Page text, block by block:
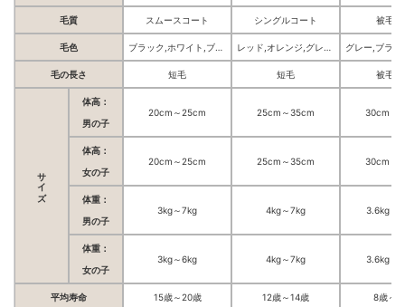
毛質 スムースコート シングルコート 被毛な
毛色
毛の長さ 短毛 短毛 被毛な
サイズ
体高：
男の子
20cm～25cm 25cm～35cm 30cm～
体高：
女の子
20cm～25cm 25cm～35cm 30cm～
体重：
男の子
3kg～7kg 4kg～7kg 3.6kg～
体重：
女の子
3kg～6kg 4kg～7kg 3.6kg～
平均寿命 15歳～20歳 12歳～14歳 8歳～